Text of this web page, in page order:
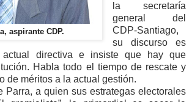
aspirante CDP.
la secretaría
general del
CDP-Santiago,
su discurso es
directiva e insiste que hay que
Habla todo el tiempo de rescate y
de méritos a la actual gestión.
Parra, a quien sus estrategas electorales